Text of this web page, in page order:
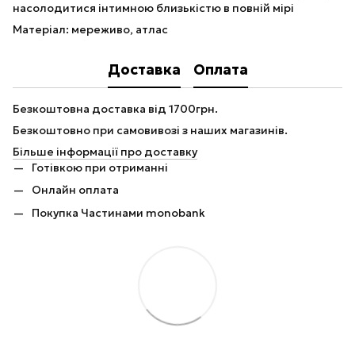
насолодитися інтимною близькістю в повній мірі
Матеріал: мереживо, атлас
Доставка Оплата
Безкоштовна доставка від 1700грн.
Безкоштовно при самовивозі з наших магазинів.
Більше інформації про доставку
Готівкою при отриманні
Онлайн оплата
Покупка Частинами monobank